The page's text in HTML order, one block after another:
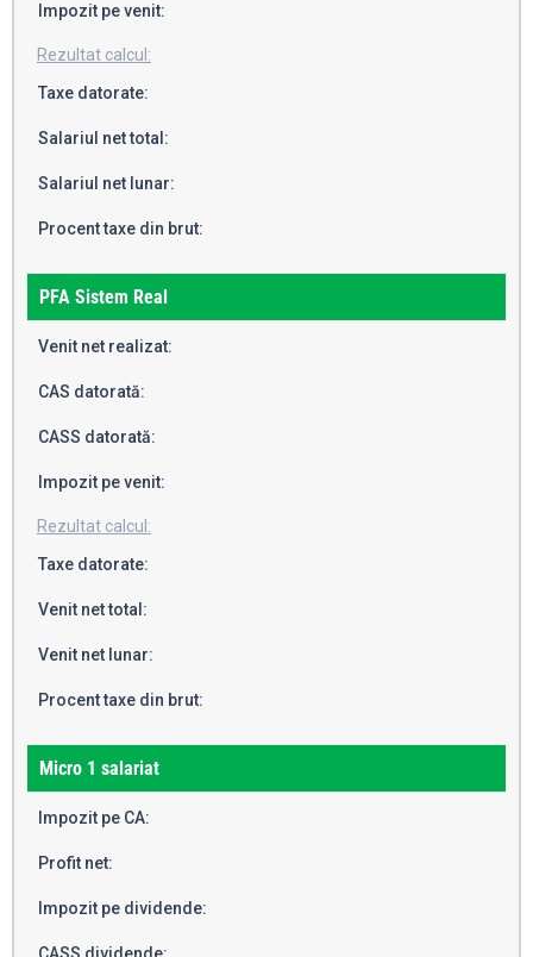
Impozit pe venit:
Rezultat calcul:
Taxe datorate:
Salariul net total:
Salariul net lunar:
Procent taxe din brut:
PFA Sistem Real
Venit net realizat:
CAS datorată:
CASS datorată:
Impozit pe venit:
Rezultat calcul:
Taxe datorate:
Venit net total:
Venit net lunar:
Procent taxe din brut:
Micro 1 salariat
Impozit pe CA:
Profit net:
Impozit pe dividende: